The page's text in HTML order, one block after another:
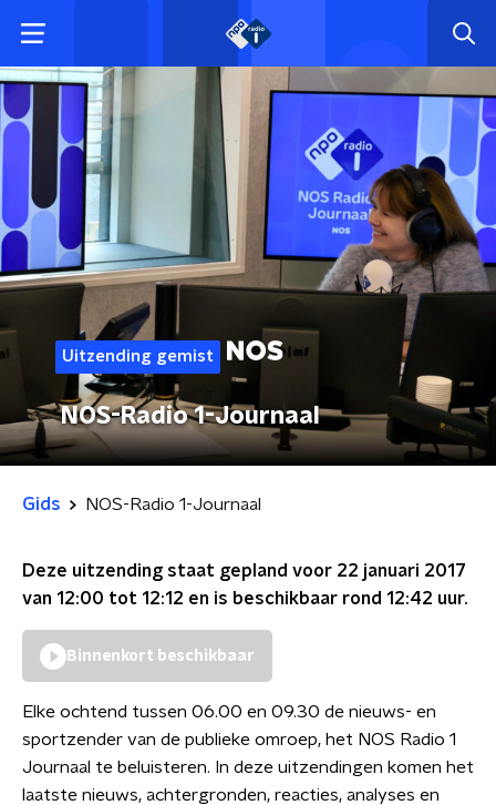
Uitzending gemist
NOS-Radio 1-Journaal
Gids NOS-Radio 1-Journaal
Deze uitzending staat gepland voor 22 januari 2017
van 12:00 tot 12:12 en is beschikbaar rond 12:42 uur.
Binnenkort beschikbaar
Elke ochtend tussen 06.00 en 09.30 de nieuws- en
sportzender van de publieke omroep, het NOS Radio 1
Journaal te beluisteren. In deze uitzendingen komen het
laatste nieuws, achtergronden, reacties, analyses en